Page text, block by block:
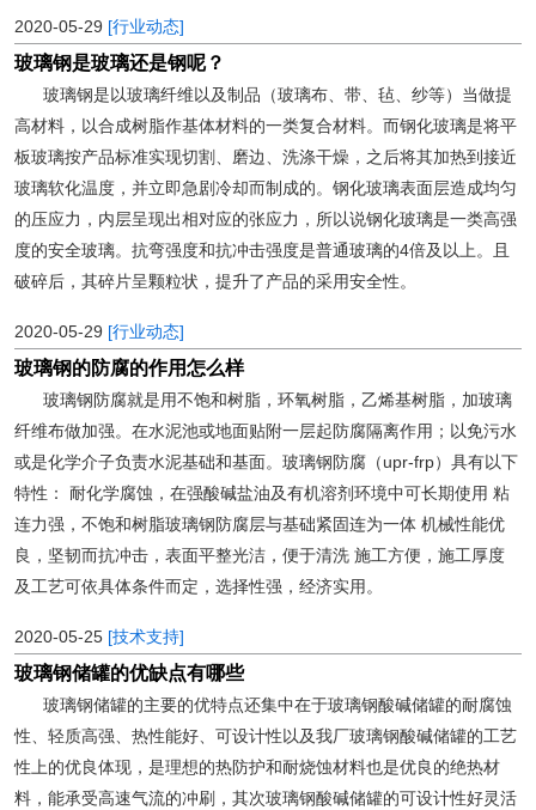
2020-05-29 [行业动态]
玻璃钢是玻璃还是钢呢？
玻璃钢是以玻璃纤维以及制品（玻璃布、带、毡、纱等）当做提
高材料，以合成树脂作基体材料的一类复合材料。而钢化玻璃是将平
板玻璃按产品标准实现切割、磨边、洗涤干燥，之后将其加热到接近
玻璃软化温度，并立即急剧冷却而制成的。钢化玻璃表面层造成均匀
的压应力，内层呈现出相对应的张应力，所以说钢化玻璃是一类高强
度的安全玻璃。抗弯强度和抗冲击强度是普通玻璃的4倍及以上。且
破碎后，其碎片呈颗粒状，提升了产品的采用安全性。
2020-05-29 [行业动态]
玻璃钢的防腐的作用怎么样
玻璃钢防腐就是用不饱和树脂，环氧树脂，乙烯基树脂，加玻璃
纤维布做加强。在水泥池或地面贴附一层起防腐隔离作用；以免污水
或是化学介子负责水泥基础和基面。玻璃钢防腐（upr-frp）具有以下
特性： 耐化学腐蚀，在强酸碱盐油及有机溶剂环境中可长期使用 粘
连力强，不饱和树脂玻璃钢防腐层与基础紧固连为一体 机械性能优
良，坚韧而抗冲击，表面平整光洁，便于清洗 施工方便，施工厚度
及工艺可依具体条件而定，选择性强，经济实用。
2020-05-25 [技术支持]
玻璃钢储罐的优缺点有哪些
玻璃钢储罐的主要的优特点还集中在于玻璃钢酸碱储罐的耐腐蚀
性、轻质高强、热性能好、可设计性以及我厂玻璃钢酸碱储罐的工艺
性上的优良体现，是理想的热防护和耐烧蚀材料也是优良的绝热材
料，能承受高速气流的冲刷，其次玻璃钢酸碱储罐的可设计性好灵活